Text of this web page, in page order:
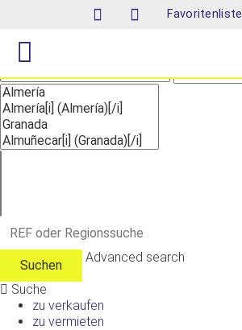
Favoritenliste
Advanced search
Suche
zu verkaufen
zu vermieten